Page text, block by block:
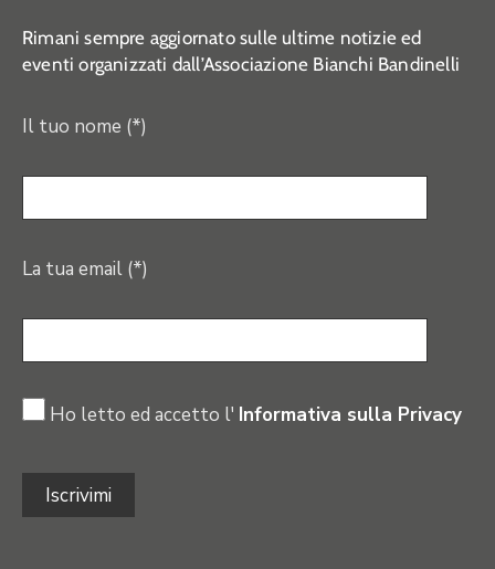
Rimani sempre aggiornato sulle ultime notizie ed
eventi organizzati dall’Associazione Bianchi Bandinelli
Il tuo nome (*)
La tua email (*)
Ho letto ed accetto l' Informativa sulla Privacy